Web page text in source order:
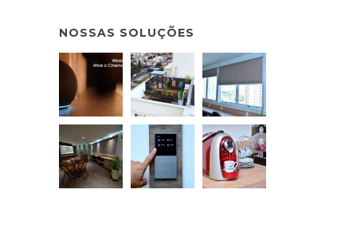
NOSSAS SOLUÇÕES